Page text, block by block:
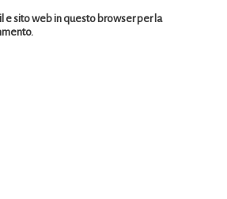
e sito web in questo browser per la